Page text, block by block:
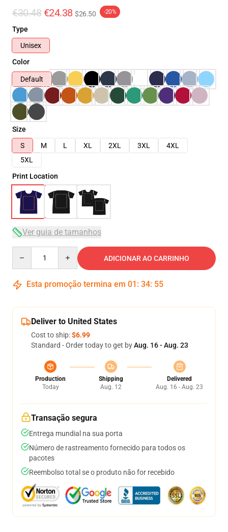
€30.48 €24.38 $26.50 -20%
Type
Unisex
Color
Default
Size
S
M L XL 2XL 3XL
4XL
5XL
Print Location
Ver guia de tamanhos
ADICIONAR AO CARRINHO
Esta promoção termina em 01 : 34: 54
Deliver to United States
Cost to ship:$6.99
Standard - Order today to get byAug. 16 - Aug. 23
Production
Today
Shipping
Aug. 12
Delivered
Aug. 16 - Aug. 23
Transação segura
Entrega mundial na sua porta
Número de rastreamento fornecido para todos os
pacotes
Reembolso total se o produto não for recebido